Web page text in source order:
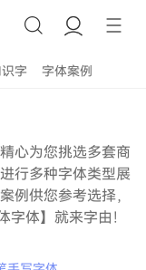
字 字体案例
心为您挑选多套商
行多种字体类型展
例供您参考选择，
体】就来字由！